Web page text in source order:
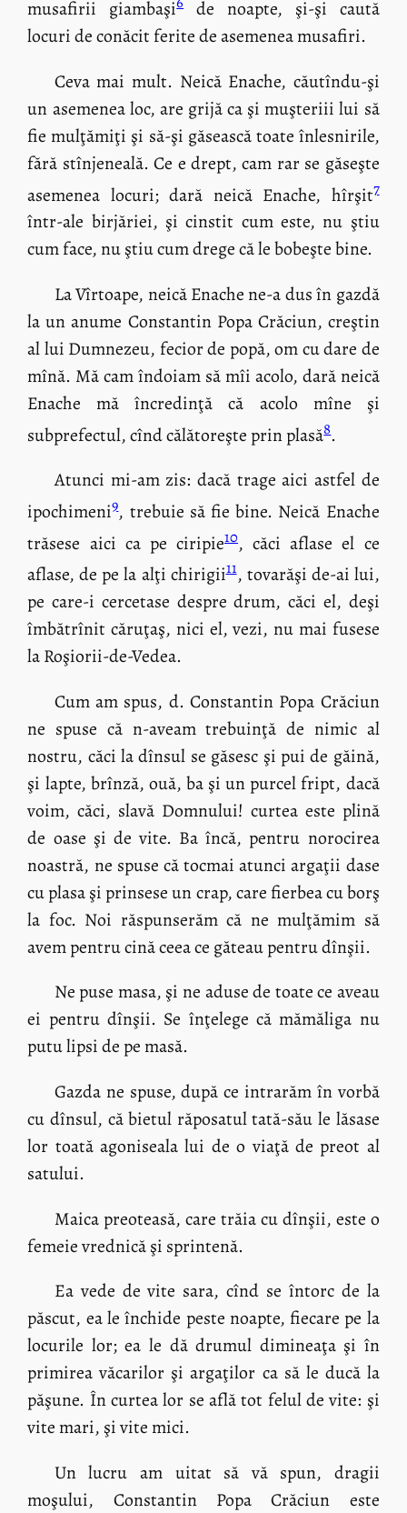
musafirii giambaşi de noapte, şi-şi caută
locuri de conăcit ferite de asemenea musafiri.
Ceva mai mult. Neică Enache, căutîndu-şi
un asemenea loc, are grijă ca şi muşteriii lui să
fie mulţămiţi şi să-şi găsească toate înlesnirile,
fără stînjeneală. Ce e drept, cam rar se găseşte
asemenea locuri; dară neică Enache, hîrşit7
într-ale birjăriei, şi cinstit cum este, nu ştiu
cum face, nu ştiu cum drege că le bobeşte bine.
La Vîrtoape, neică Enache ne-a dus în gazdă
la un anume Constantin Popa Crăciun, creştin
al lui Dumnezeu, fecior de popă, om cu dare de
mînă. Mă cam îndoiam să mîi acolo, dară neică
Enache mă încredinţă că acolo mîne şi
subprefectul, cînd călătoreşte prin plasă8.
Atunci mi-am zis: dacă trage aici astfel de
ipochimeni9, trebuie să fie bine. Neică Enache
trăsese aici ca pe ciripie10, căci aflase el ce
aflase, de pe la alţi chirigii11, tovarăşi de-ai lui,
pe care-i cercetase despre drum, căci el, deşi
îmbătrînit căruţaş, nici el, vezi, nu mai fusese
la Roşiorii-de-Vedea.
Cum am spus, d. Constantin Popa Crăciun
ne spuse că n-aveam trebuinţă de nimic al
nostru, căci la dînsul se găsesc şi pui de găină,
şi lapte, brînză, ouă, ba şi un purcel fript, dacă
voim, căci, slavă Domnului! curtea este plină
de oase şi de vite. Ba încă, pentru norocirea
noastră, ne spuse că tocmai atunci argaţii dase
cu plasa şi prinsese un crap, care fierbea cu borş
la foc. Noi răspunserăm că ne mulţămim să
avem pentru cină ceea ce găteau pentru dînşii.
Ne puse masa, şi ne aduse de toate ce aveau
ei pentru dînşii. Se înţelege că mămăliga nu
putu lipsi de pe masă.
Gazda ne spuse, după ce intrarăm în vorbă
cu dînsul, că bietul răposatul tată-său le lăsase
lor toată agoniseala lui de o viaţă de preot al
satului.
Maica preoteasă, care trăia cu dînşii, este o
femeie vrednică şi sprintenă.
Ea vede de vite sara, cînd se întorc de la
păscut, ea le închide peste noapte, fiecare pe la
locurile lor; ea le dă drumul dimineaţa şi în
primirea văcarilor şi argaţilor ca să le ducă la
păşune. În curtea lor se află tot felul de vite: şi
vite mari, şi vite mici.
Un lucru am uitat să vă spun, dragii
moşului, Constantin Popa Crăciun este